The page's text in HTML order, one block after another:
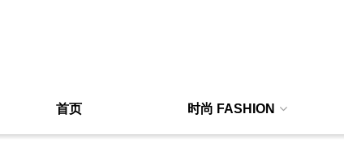
首页 时尚 FASHION